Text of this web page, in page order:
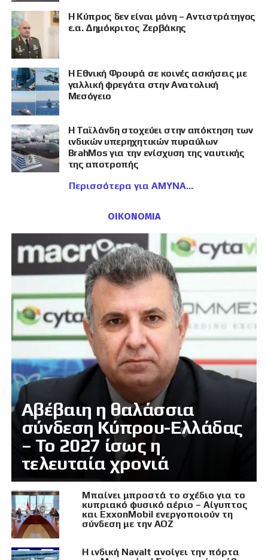
Η Κύπρος δεν είναι μόνη – Αντιστράτηγος
ε.α. Δημόκριτος Ζερβάκης
Η Εθνική Φρουρά σε κοινές ασκήσεις με
γαλλική φρεγάτα στην Ανατολική
Μεσόγειο
Η Ταϊλάνδη στοχεύει στην απόκτηση των
ινδικών υπερηχητικών πυραύλων
BrahMos για την ενίσχυση της ναυτικής
της αποτροπής
Περισσότερα για ΑΜΥΝΑ
ΟΙΚΟΝΟΜΙΑ
Αβέβαιη η θαλάσσια
σύνδεση Κύπρου-Ελλάδας
– Το 2027 ίσως η
τελευταία χρονιά
Μπαίνει μπροστά το σχέδιο για το
κυπριακό φυσικό αέριο – Αίγυπτος
και ExxonMobil ενεργοποιούν τη
σύνδεση με την ΑΟΖ
Η ινδική Navalt ανοίγει την πόρτα